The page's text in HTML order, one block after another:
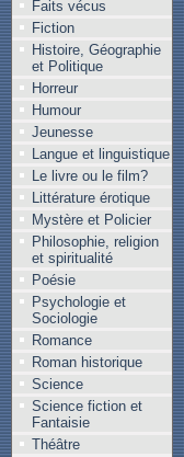
Faits vécus
Fiction
Histoire, Géographie
et Politique
Horreur
Humour
Jeunesse
Langue et linguistique
Le livre ou le film?
Littérature érotique
Mystère et Policier
Philosophie, religion
et spiritualité
Poésie
Psychologie et
Sociologie
Romance
Roman historique
Science
Science fiction et
Fantaisie
Théâtre